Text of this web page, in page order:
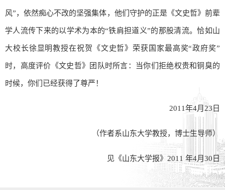
风”，依然痴心不改的坚强集体，他们守护的正是《文史哲》前辈
学人流传下来的以学术为本的“铁肩担道义”的那股清流。恰如山
大校长徐显明教授在祝贺《文史哲》荣获国家最高奖“政府奖”
时，高度评价《文史哲》团队时所言：当你们拒绝权贵和铜臭的
时候，你们已经获得了尊严！
2011年4月23日
（作者系山东大学教授，博士生导师）
见《山东大学报》2011 年4月30日